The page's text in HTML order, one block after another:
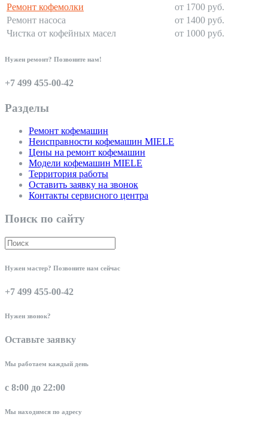
Ремонт кофемолки
от 1700 руб.
Ремонт насоса
от 1400 руб.
Чистка от кофейных масел
от 1000 руб.
Нужен ремонт? Позвоните нам!
+7 499 455-00-42
Разделы
Ремонт кофемашин
Неисправности кофемашин MIELE
Цены на ремонт кофемашин
Модели кофемашин MIELE
Территория работы
Оставить заявку на звонок
Контакты сервисного центра
Поиск по сайту
Нужен мастер? Позвоните нам сейчас
+7 499 455-00-42
Нужен звонок?
Оставьте заявку
Мы работаем каждый день
с 8:00 до 22:00
Мы находимся по адресу